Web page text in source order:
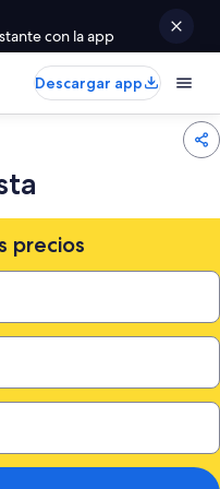
con la app
Descargar app
precios